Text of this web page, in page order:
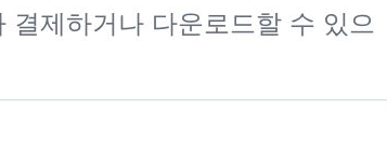
결제하거나 다운로드할 수 있으